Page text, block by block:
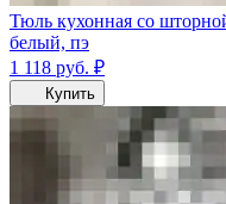
Тюль кухонная со
белый, пэ
1 118 руб. ₽
Купить